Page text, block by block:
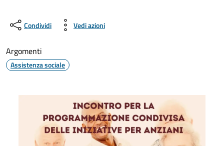
Condividi Vedi azioni
Argomenti
Assistenza sociale